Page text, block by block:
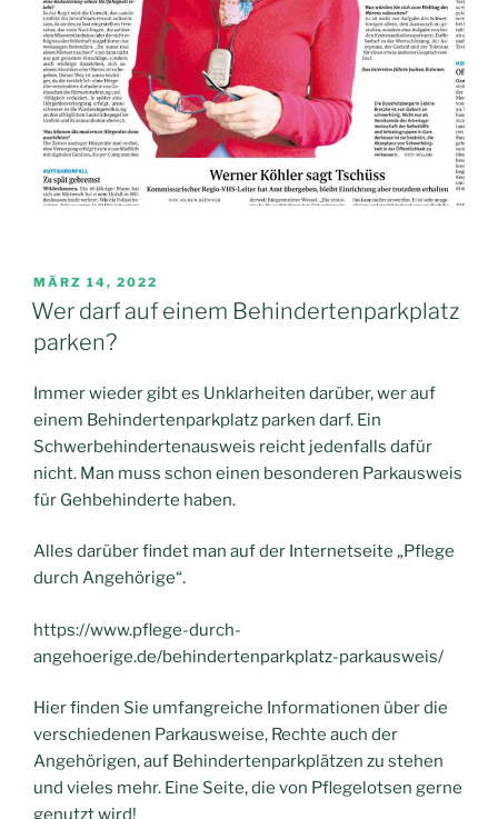
VERÖFFENTLICHT
AM
MÄRZ 14, 2022
Wer darf auf einem Behindertenparkplatz
parken?
Immer wieder gibt es Unklarheiten darüber, wer auf
einem Behindertenparkplatz parken darf. Ein
Schwerbehindertenausweis reicht jedenfalls dafür
nicht. Man muss schon einen besonderen Parkausweis
für Gehbehinderte haben.
Alles darüber findet man auf der Internetseite „Pflege
durch Angehörige“.
https://www.pflege-durch-
angehoerige.de/behindertenparkplatz-parkausweis/
Hier finden Sie umfangreiche Informationen über die
verschiedenen Parkausweise, Rechte auch der
Angehörigen, auf Behindertenparkplätzen zu stehen
und vieles mehr. Eine Seite, die von Pflegelotsen gerne
genutzt wird!